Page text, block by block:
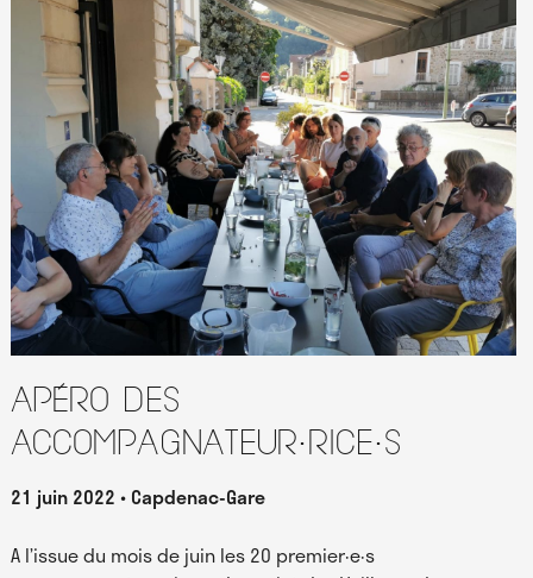
Apéro des
accompagnateur·rice·s
21 juin 2022 Capdenac-Gare
A l’issue du mois de juin les 20 premier·e·s